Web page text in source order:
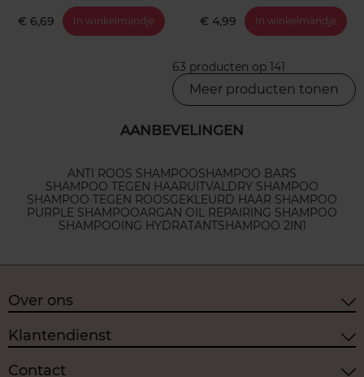
€ 6,69 In winkelmandje € 4,99 In winkelmandje
63 producten op 141
Meer producten tonen
AANBEVELINGEN
ANTI ROOS SHAMPOOSHAMPOO BARS
SHAMPOO TEGEN HAARUITVALDRY SHAMPOO
SHAMPOO TEGEN ROOSGEKLEURD HAAR SHAMPOO
PURPLE SHAMPOOARGAN OIL REPAIRING SHAMPOO
SHAMPOOING HYDRATANTSHAMPOO 2IN1
Over ons
Klantendienst
Contact